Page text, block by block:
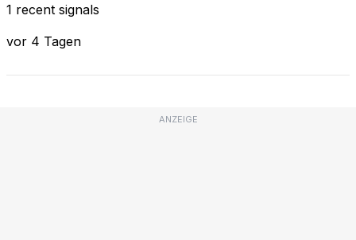
1 recent signals
vor 4 Tagen
ANZEIGE